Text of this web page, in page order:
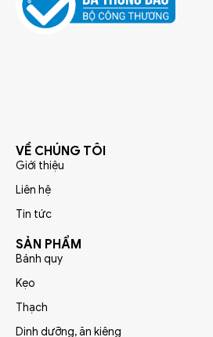
VỀ CHÚNG TÔI
Giới thiệu
Liên hệ
Tin tức
SẢN PHẨM
Bánh quy
Kẹo
Thạch
Dinh dưỡng, ăn kiêng